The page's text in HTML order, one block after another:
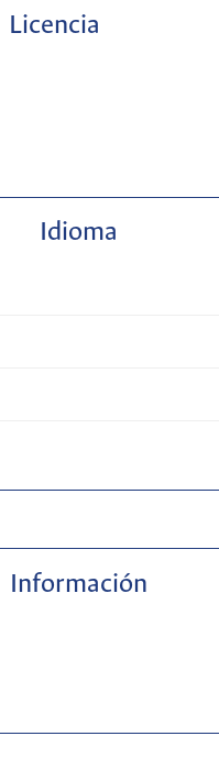
Licencia
Idioma
Información